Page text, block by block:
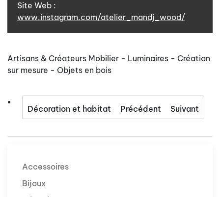
Site Web :
www.instagram.com/atelier_mandj_wood/
Artisans & Créateurs Mobilier - Luminaires - Création
sur mesure - Objets en bois
Décoration et habitat Précédent Suivant
Accessoires
Bijoux